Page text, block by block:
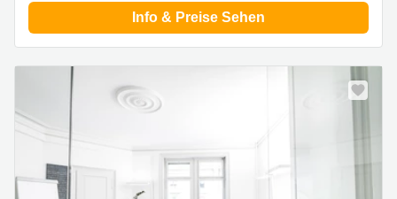
Info & Preise Sehen